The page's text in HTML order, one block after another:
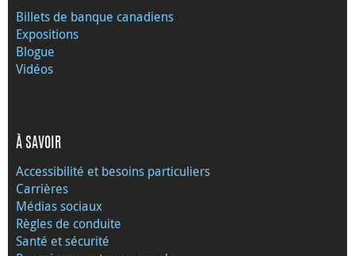
Billets de banque canadiens
Expositions
Blogue
Vidéos
À SAVOIR
Accessibilité et besoins particuliers
Carrières
Médias sociaux
Règles de conduite
Santé et sécurité